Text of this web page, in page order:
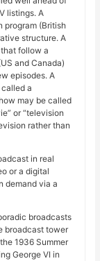
listings. A
program (British
structure. A
follow a
and Canada)
episodes. A
a
may be called
or “television
rather than
in real
or a digital
demand via a
broadcasts
broadcast tower
1936 Summer
George VI in